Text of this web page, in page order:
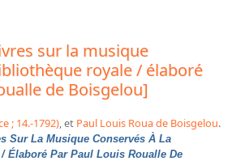
d'expositions
du XXe siècle
sur la musique
royale / élaboré
de Boisgelou]
; 14.-1792), et Paul Louis Roua de Boisgelou.
Sur La Musique Conservés À La
Élaboré Par Paul Louis Roualle De